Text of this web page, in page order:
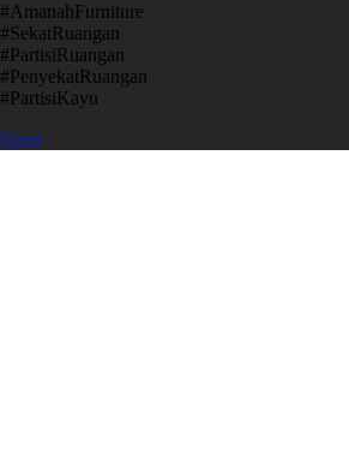
​#AmanahFurniture
​#SekatRuangan
​#PartisiRuangan
​#PenyekatRuangan
​#PartisiKayu
Open